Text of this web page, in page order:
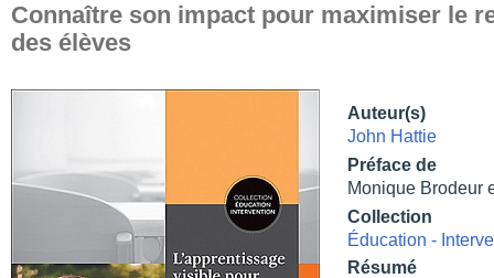
Connaître son impact pour maximiser le
des élèves
Auteur(s)
John Hattie
Préface de
Monique Brodeur
Collection
Éducation -
Résumé